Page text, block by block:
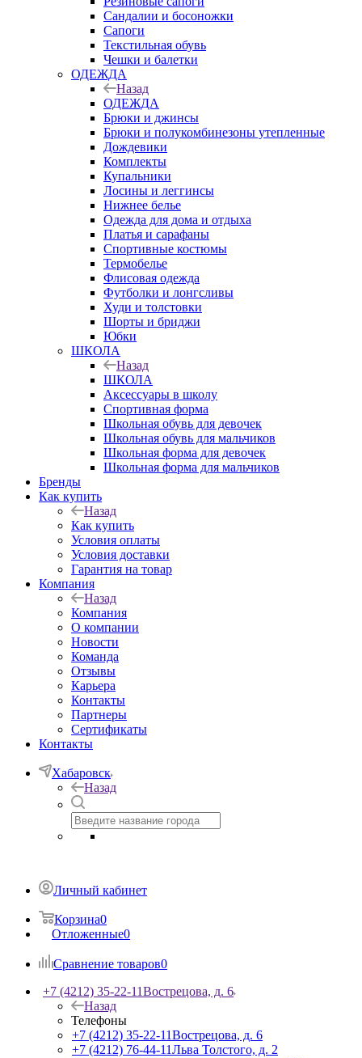
Сандалии и босоножки
Сапоги
Текстильная обувь
Чешки и балетки
ОДЕЖДА
Назад
ОДЕЖДА
Брюки и джинсы
Брюки и полукомбинезоны утепленные
Дождевики
Комплекты
Купальники
Лосины и леггинсы
Нижнее белье
Одежда для дома и отдыха
Платья и сарафаны
Спортивные костюмы
Термобелье
Флисовая одежда
Футболки и лонгсливы
Худи и толстовки
Шорты и бриджи
Юбки
ШКОЛА
Назад
ШКОЛА
Аксессуары в школу
Спортивная форма
Школьная обувь для девочек
Школьная обувь для мальчиков
Школьная форма для девочек
Школьная форма для мальчиков
Бренды
Как купить
Назад
Как купить
Условия оплаты
Условия доставки
Гарантия на товар
Компания
Назад
Компания
О компании
Новости
Команда
Отзывы
Карьера
Контакты
Партнеры
Сертификаты
Контакты
Хабаровск
Назад
Личный кабинет
Корзина0
Отложенные0
Сравнение товаров0
+7 (4212) 35-22-11Вострецова, д. 6
Назад
Телефоны
+7 (4212) 35-22-11Вострецова, д. 6
+7 (4212) 76-44-11Льва Толстого, д. 2